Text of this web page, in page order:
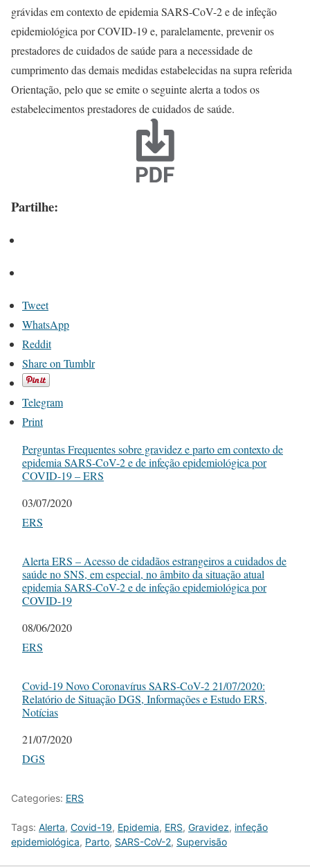
grávidas em contexto de epidemia SARS-CoV-2 e de infeção
epidemiológica por COVID-19 e, paralelamente, prevenir os
prestadores de cuidados de saúde para a necessidade de
cumprimento das demais medidas estabelecidas na supra referida
Orientação, pelo que se emite o seguinte alerta a todos os
estabelecimentos prestadores de cuidados de saúde.
Partilhe:
Tweet
WhatsApp
Reddit
Share on Tumblr
Telegram
Print
Perguntas Frequentes sobre gravidez e parto em contexto de
epidemia SARS-CoV-2 e de infeção epidemiológica por
COVID-19 – ERS
Date
03/07/2020
In relation to
ERS
Alerta ERS – Acesso de cidadãos estrangeiros a cuidados de
saúde no SNS, em especial, no âmbito da situação atual
epidemia SARS-CoV-2 e de infeção epidemiológica por
COVID-19
Date
08/06/2020
In relation to
ERS
Covid-19 Novo Coronavírus SARS-CoV-2 21/07/2020:
Relatório de Situação DGS, Informações e Estudo ERS,
Notícias
Date
21/07/2020
In relation to
DGS
Categories: ERS
Tags: Alerta, Covid-19, Epidemia, ERS, Gravidez, infeção
epidemiológica, Parto, SARS-CoV-2, Supervisão